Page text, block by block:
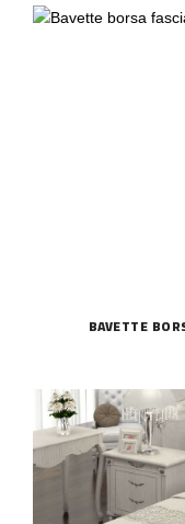
BAVETTE